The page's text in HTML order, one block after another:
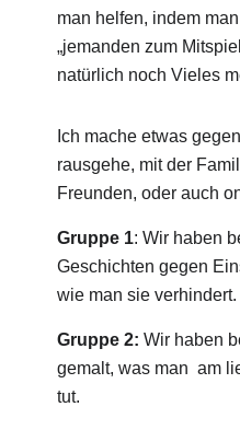
man helfen, indem
„jemanden zum
natürlich noch Vieles
Ich mache etwas
rausgehe, mit der
Freunden, oder auch
Gruppe 1: Wir haben
Geschichten gegen
wie man sie verhindert.
Gruppe 2: Wir haben
gemalt, was man am
tut.